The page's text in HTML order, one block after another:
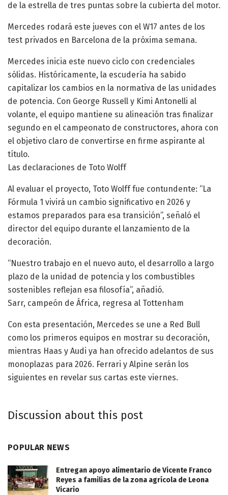
de la estrella de tres puntas sobre la cubierta del motor.
Mercedes rodará este jueves con el W17 antes de los
test privados en Barcelona de la próxima semana.
Mercedes inicia este nuevo ciclo con credenciales
sólidas. Históricamente, la escudería ha sabido
capitalizar los cambios en la normativa de las unidades
de potencia. Con George Russell y Kimi Antonelli al
volante, el equipo mantiene su alineación tras finalizar
segundo en el campeonato de constructores, ahora con
el objetivo claro de convertirse en firme aspirante al
título.
Las declaraciones de Toto Wolff
Al evaluar el proyecto, Toto Wolff fue contundente: “La
Fórmula 1 vivirá un cambio significativo en 2026 y
estamos preparados para esa transición”, señaló el
director del equipo durante el lanzamiento de la
decoración.
“Nuestro trabajo en el nuevo auto, el desarrollo a largo
plazo de la unidad de potencia y los combustibles
sostenibles reflejan esa filosofía”, añadió.
Sarr, campeón de África, regresa al Tottenham
Con esta presentación, Mercedes se une a Red Bull
como los primeros equipos en mostrar su decoración,
mientras Haas y Audi ya han ofrecido adelantos de sus
monoplazas para 2026. Ferrari y Alpine serán los
siguientes en revelar sus cartas este viernes.
Discussion about this post
POPULAR NEWS
Entregan apoyo alimentario de Vicente Franco
Reyes a familias de la zona agrícola de Leona
Vicario